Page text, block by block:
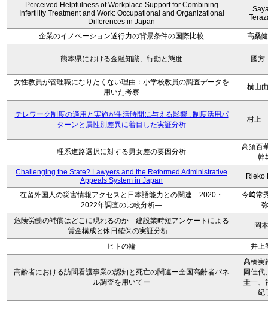
Perceived Helpfulness of Workplace Support for Combining
Infertility Treatment and Work: Occupational and Organizational
Differences in Japan
企業のイノベーション遂行力の背景条件の国際比較 高桑
熊本県における金融知識、行動と態度 國
女性教員が管理職になりたくない理由：小学校教員の調査データを
用いた考察
横山
テレワーク制度の適用と実施が生活時間に与える影響 : 制度活用パ
ターンと属性別差異に着目した実証分析
村上
理系進路選択に対する男女差の要因分析
高須百
幹
Challenging the State? Lawyers and the Reformed Administrative
Appeals System in Japan
Rieko
在留外国人の災害情報アクセスと日本語能力との関連―2020・
2022年調査の比較分析―
今﨑常
弥
危険労働の補償はどこに現れるのか―建設業時短アンケートによる
賃金構成と休日確保の実証分析―
岡
ヒトの輪 井上
高齢者における訪問看護事業の認知と死亡の関連ー全国高齢者パネ
ル調査を用いてー
髙橋実
岡佳代
圭一、
紀